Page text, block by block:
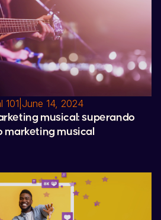
101 June 14, 2024
musical: superando
marketing musical